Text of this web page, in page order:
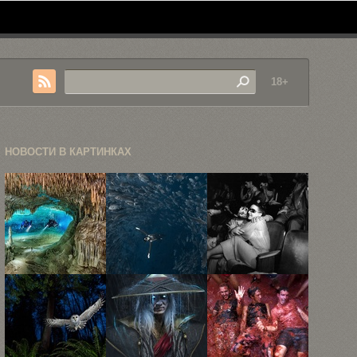
18+
НОВОСТИ В КАРТИНКАХ
25 лучших
снимков
победителей
конкурса ...
15
захватывающих
снимков
обитателей
подводных
Чем
занимались
зрители в
кинотеатрах
...